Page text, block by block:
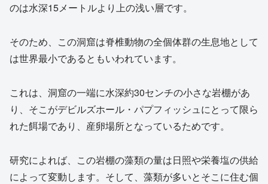
のは水深15メートルより上の浅い層です。
そのため、この洞窟は脊椎動物の全個体群の生息地として
は世界最小であるともいわれています。
これは、洞窟の一端に水深約30センチの小さな岩棚があ
り、そこがデビルズホール・パプフィッシュにとって限ら
れた餌場であり、産卵場所となっているためです。
研究によれば、この岩棚の藻類の量は日照や栄養塩の供給
によって変動します。そして、藻類が多いとそこに住む個